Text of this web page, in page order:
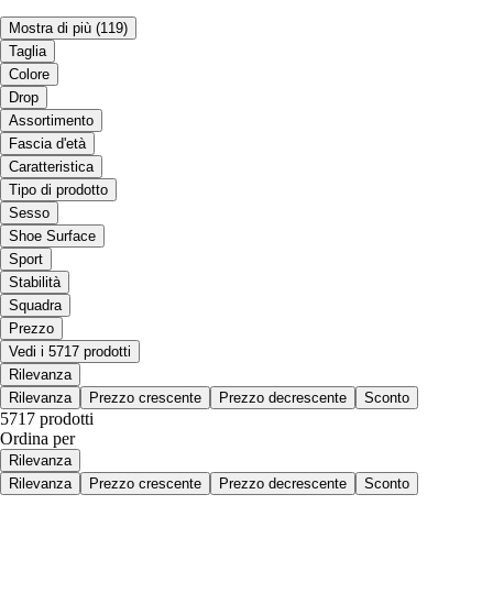
Mostra di più (119)
Taglia
Colore
Drop
Assortimento
Fascia d'età
Caratteristica
Tipo di prodotto
Sesso
Shoe Surface
Sport
Stabilità
Squadra
Prezzo
Vedi i 5717 prodotti
Rilevanza
Rilevanza
Prezzo crescente Prezzo decrescente Sconto
5717 prodotti
Ordina per
Rilevanza
Rilevanza
Prezzo crescente Prezzo decrescente Sconto